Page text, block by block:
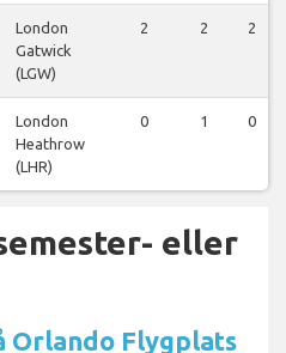
London
Gatwick
(LGW)
2 2 2
London
Heathrow
(LHR)
0 1 0
eller
Orlando Flygplats